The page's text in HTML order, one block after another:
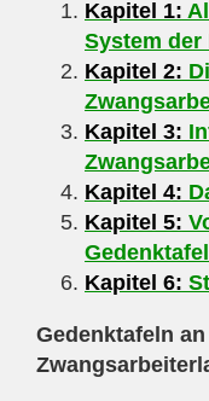
Kapitel 1:
System der
Kapitel 2:
Kapitel 3:
Kapitel 4:
Kapitel 5:
Kapitel 6:
Gedenktafeln